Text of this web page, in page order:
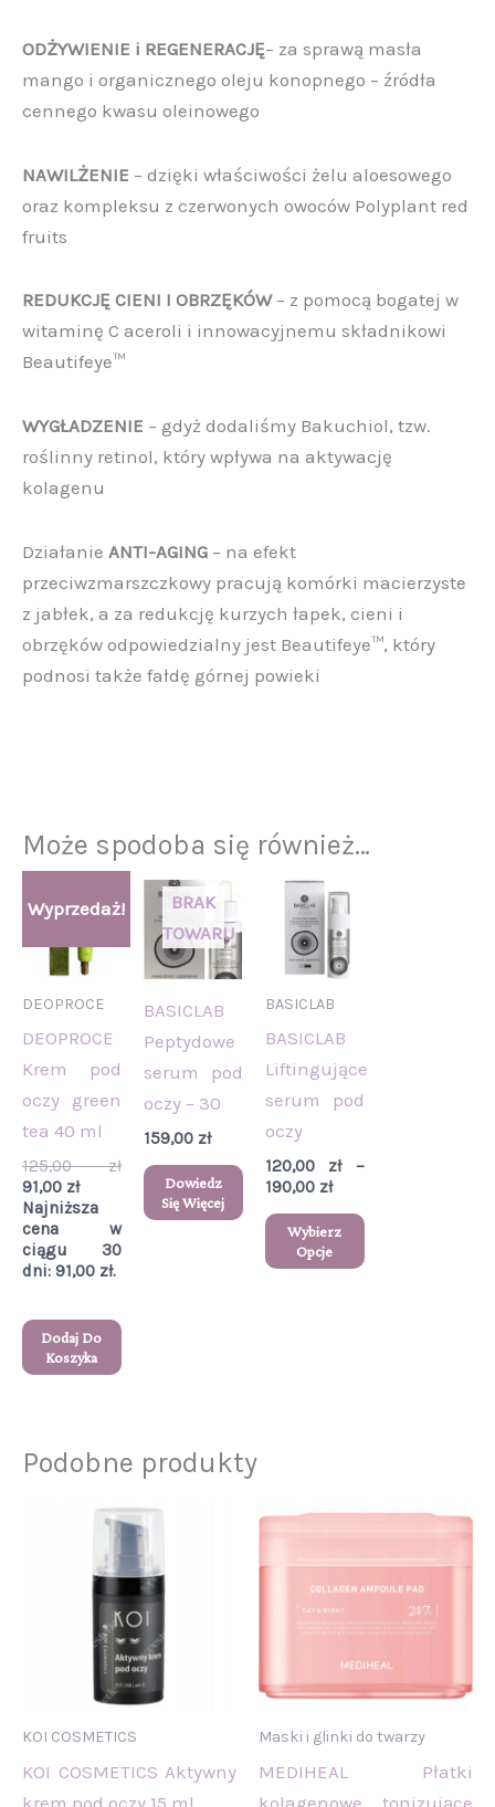
ODŻYWIENIE i REGENERACJĘ– za sprawą masła
mango i organicznego oleju konopnego – źródła
cennego kwasu oleinowego
NAWILŻENIE – dzięki właściwości żelu aloesowego
oraz kompleksu z czerwonych owoców Polyplant red
fruits
REDUKCJĘ CIENI I OBRZĘKÓW– z pomocą bogatej w
witaminę C aceroli i innowacyjnemu składnikowi
Beautifeye™
WYGŁADZENIE – gdyż dodaliśmy Bakuchiol, tzw.
roślinny retinol, który wpływa na aktywację
kolagenu
Działanie ANTI-AGING – na efekt
przeciwzmarszczkowy pracują komórki macierzyste
z jabłek, a za redukcję kurzych łapek, cieni i
obrzęków odpowiedzialny jest Beautifeye™, który
podnosi także fałdę górnej powieki
Może spodoba się również…
Wyprzedaż!
DEOPROCE
DEOPROCE
Krem pod
oczy green
tea 40 ml
125,00zł
Pierwotna
cena
wynosiła:
125,00 zł.
91,00 zł
cena
91,00 zł.
Najniższa
cena w
ciągu 30
dni: 91,00 zł.
Dodaj Do
Koszyka
BASICLAB
Peptydowe
serum pod
oczy – 30
159,00 zł
Dowiedz
Się Więcej
BASICLAB
BASICLAB
Liftingujące
serum pod
oczy
120,00 zł
–
190,00 zł
Zakres
cen:
od
120,00 zł
do
Wybierz
Opcje
można
stronie
Podobne produkty
KOI COSMETICS
KOI COSMETICS Aktywny
krem pod oczy 15 ml
Maski i glinki do twarzy
MEDIHEAL Płatki
kolagenowe tonizujące